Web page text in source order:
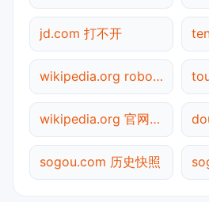
jd.com 打不开
wikipedia.org robots.txt检测
wikipedia.org 官网入口
sogou.com 历史快照